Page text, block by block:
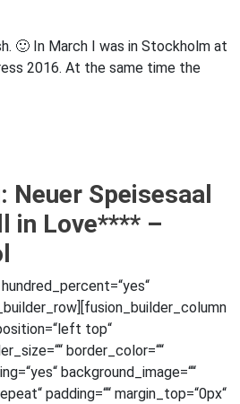
🙂 In March I was in Stockholm at
2016. At the same time the
Neuer Speisesaal
in Love**** –
top“
border_color=““
background_image=““
padding=““ margin_top=“0px“